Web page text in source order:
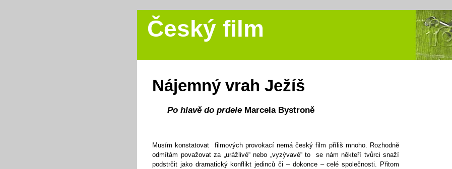
Český film
Nájemný vrah Ježíš
Po hlavě do prdele Marcela Bystroně
Musím konstatovat filmových provokací nemá český film příliš mnoho. Rozhodně
odmítám považovat za „urážlivé“ nebo „vyzývavé“ to se nám někteří tvůrci snaží
podstrčit jako dramatický konflikt jedinců či – dokonce – celé společnosti. Přitom